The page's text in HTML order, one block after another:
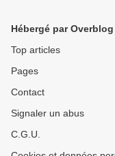
Hébergé par Overblog
Top articles
Pages
Contact
Signaler un abus
C.G.U.